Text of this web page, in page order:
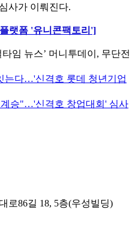
사가 이뤄진다.
랫폼 '유니콘팩토리']
임 뉴스’ 머니투데이, 무단전
는다…'신격호 롯데 청년기업
승"…'신격호 창업대회' 심사
로86길 18, 5층(우성빌딩)